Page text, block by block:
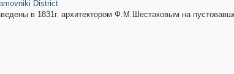
District
в 1831г. архитектором Ф.М.Шестаковым на